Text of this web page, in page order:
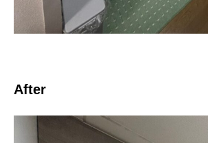
After